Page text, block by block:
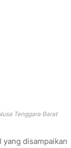
Tenggara Barat
disampaikan